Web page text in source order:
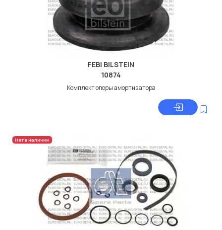
FEBI BILSTEIN
10874
Комплект опоры амортизатора
Нет в наличии